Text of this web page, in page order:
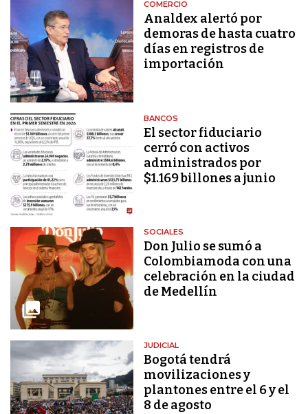
COMERCIO
Analdex alertó por
demoras de hasta cuatro
días en registros de
importación
BANCOS
El sector fiduciario
cerró con activos
administrados por
$1.169 billones a junio
SOCIALES
Don Julio se sumó a
Colombiamoda con una
celebración en la ciudad
de Medellín
JUDICIAL
Bogotá tendrá
movilizaciones y
plantones entre el 6 y el
8 de agosto